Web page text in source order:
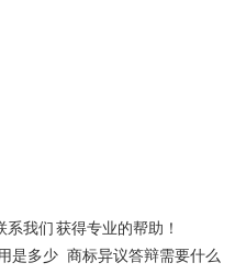
系我们 获得专业的帮助！
是多少 商标异议答辩需要什么